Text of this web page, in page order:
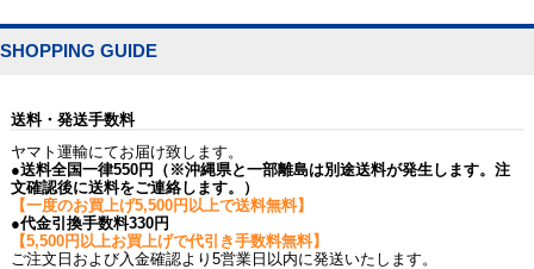
SHOPPING GUIDE
送料・発送手数料
ヤマト運輸にてお届け致します。
●送料全国一律550円（※沖縄県と一部離島は別途送料が発生します。注
文確認後に送料をご連絡します。）
【一度のお買上げ5,500円以上で送料無料】
●代金引換手数料330円
【5,500円以上お買上げで代引き手数料無料】
ご注文日および入金確認より5営業日以内に発送いたします。